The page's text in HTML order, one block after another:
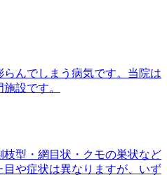
んでしまう病気です。当院は
設です。
型・網目状・クモの巣状など
や症状は異なりますが、いず